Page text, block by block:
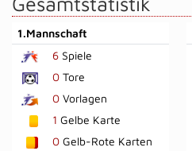
1.Mannschaft
6 Spiele
0 Tore
0 Vorlagen
1 Gelbe Karte
0 Gelb-Rote Karten